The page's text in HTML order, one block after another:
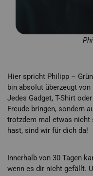
Hier spricht Philipp –
bin absolut überzeugt
Jedes Gadget, T-Shirt
Freude bringen, sondern
trotzdem mal etwas nicht
hast, sind wir für dich da!
Innerhalb von 30 Tagen
wenn es dir nicht gefällt.